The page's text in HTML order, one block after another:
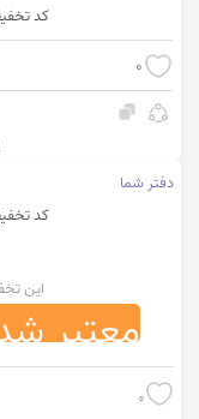
کد تخفیف
0
دفتر شما
کد تخفیف
این
معتبر
0